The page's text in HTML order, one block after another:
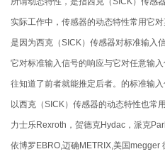
实际工作中，传感器的动态特性常用它
是因为西克（SICK）传感器对标准输入
它对标准输入信号的响应与它对任意输
往知道了前者就能推定后者。的标准输
以西克（SICK）传感器的动态特性也常
力士乐Rexroth，贺德克Hydac，派克
依博罗EBRO,迈确METRIX,美国megger